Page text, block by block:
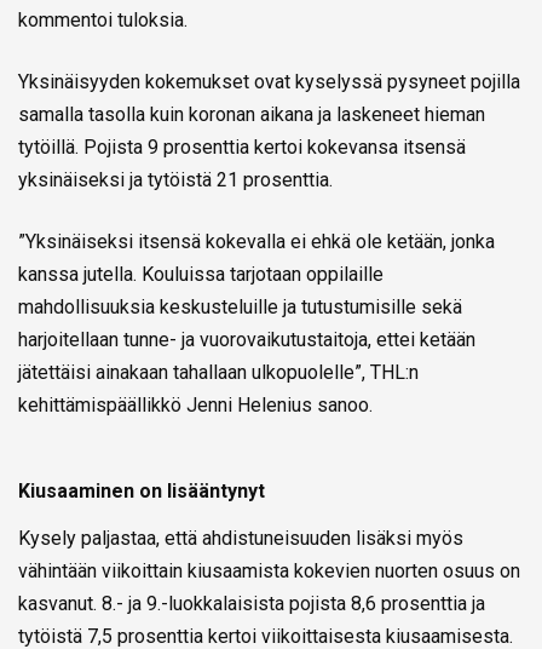
kommentoi tuloksia.
Yksinäisyyden kokemukset ovat kyselyssä pysyneet pojilla
samalla tasolla kuin koronan aikana ja laskeneet hieman
tytöillä. Pojista 9 prosenttia kertoi kokevansa itsensä
yksinäiseksi ja tytöistä 21 prosenttia.
”Yksinäiseksi itsensä kokevalla ei ehkä ole ketään, jonka
kanssa jutella. Kouluissa tarjotaan oppilaille
mahdollisuuksia keskusteluille ja tutustumisille sekä
harjoitellaan tunne- ja vuorovaikutustaitoja, ettei ketään
jätettäisi ainakaan tahallaan ulkopuolelle”, THL:n
kehittämispäällikkö Jenni Helenius sanoo.
Kiusaaminen on lisääntynyt
Kysely paljastaa, että ahdistuneisuuden lisäksi myös
vähintään viikoittain kiusaamista kokevien nuorten osuus on
kasvanut. 8.- ja 9.-luokkalaisista pojista 8,6 prosenttia ja
tytöistä 7,5 prosenttia kertoi viikoittaisesta kiusaamisesta.